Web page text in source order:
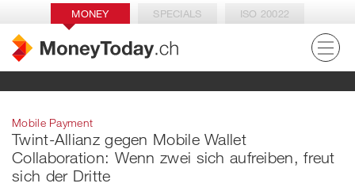
MONEY SPECIALS ISO 20022
Mobile Payment
Twint-Allianz gegen Mobile Wallet
Collaboration: Wenn zwei sich aufreiben, freut
sich der Dritte